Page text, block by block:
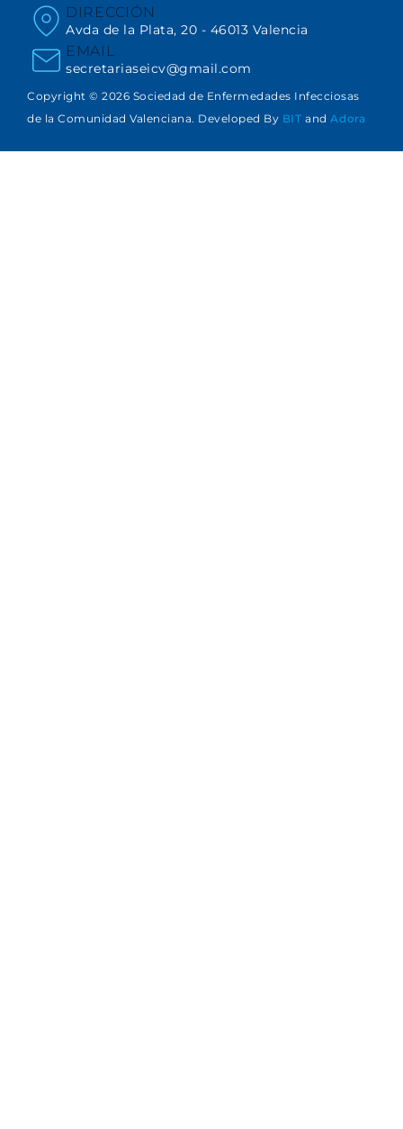
DIRECCIÓN
Avda de la Plata, 20 - 46013 Valencia
EMAIL
secretariaseicv@gmail.com
Copyright © 2026 Sociedad de Enfermedades Infecciosas
de la Comunidad Valenciana. Developed By BIT andAdora